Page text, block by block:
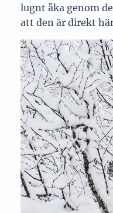
lugnt åka genom
att den är direkt